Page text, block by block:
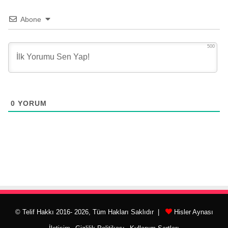
Abone
500
0 YORUM
© Telif Hakkı 2016- 2026, Tüm Hakları Saklıdır | Hisler Aynası